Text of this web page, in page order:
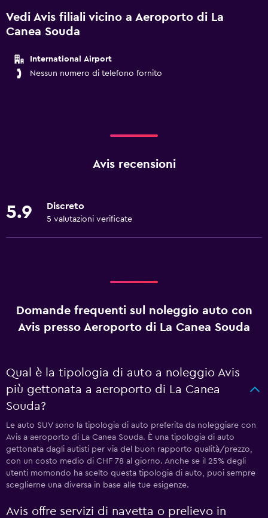
Vedi Avis filiali vicino a Aeroporto di La
Canea Souda
International Airport
Nessun numero di telefono fornito
Avis recensioni
5.9 Discreto
5 valutazioni verificate
Domande frequenti sul noleggio auto con
Avis presso Aeroporto di La Canea Souda
Qual è la tipologia di auto a noleggio Avis
più gettonata a aeroporto di La Canea
Souda?
Le auto SUV sono la tipologia di auto preferita da noleggiare con
Avis a aeroporto di La Canea Souda. È una tipologia di auto
gettonata dagli autisti per via del buon rapporto qualità/prezzo,
con un costo medio di CHF 78 al giorno. Anche se il 25% degli
utenti momondo ha scelto questa tipologia di auto, puoi sempre
sceglierne una diversa in base alle tue esigenze.
Avis offre servizi di navetta o prelievo in